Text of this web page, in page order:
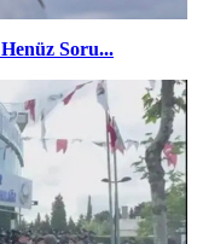
Soru...